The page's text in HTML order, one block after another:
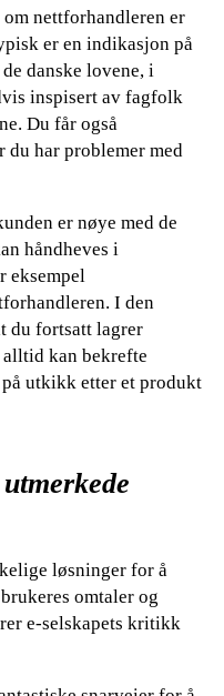
nettforhandleren er
er en indikasjon på
danske lovene, i
inspisert av fagfolk
Du får også
du har problemer med
er nøye med de
håndheves i
eksempel
I den
du fortsatt lagrer
kan bekrefte
utkikk etter et produkt
løsninger for å
omtaler og
e-selskapets kritikk